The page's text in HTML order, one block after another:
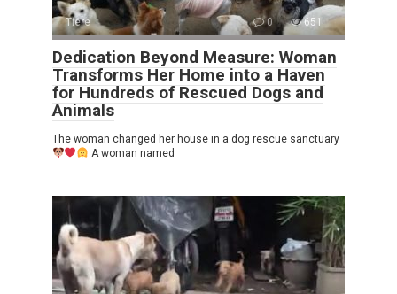
Tiere 0 651
Dedication Beyond Measure: Woman
Transforms Her Home into a Haven
for Hundreds of Rescued Dogs and
Animals
The woman changed her house in a dog rescue sanctuary
A woman named